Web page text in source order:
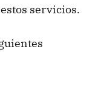
servicios.